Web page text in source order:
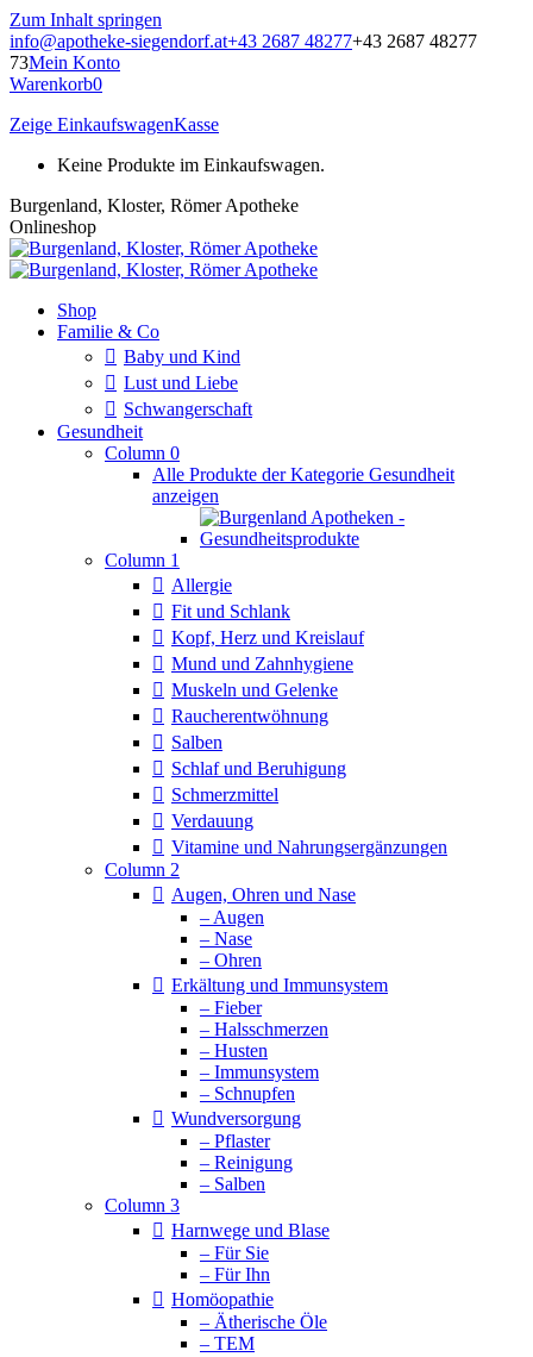
Zum Inhalt springen
info@apotheke-siegendorf.at+43 2687 48277+43 2687 48277
73Mein Konto
Warenkorb0
Zeige EinkaufswagenKasse
Keine Produkte im Einkaufswagen.
Burgenland, Kloster, Römer Apotheke
Onlineshop
Shop
Familie & Co
Baby und Kind
Lust und Liebe
Schwangerschaft
Gesundheit
Column 0
Alle Produkte der Kategorie Gesundheit
anzeigen
Column 1
Allergie
Fit und Schlank
Kopf, Herz und Kreislauf
Mund und Zahnhygiene
Muskeln und Gelenke
Raucherentwöhnung
Salben
Schlaf und Beruhigung
Schmerzmittel
Verdauung
Vitamine und Nahrungsergänzungen
Column 2
Augen, Ohren und Nase
– Augen
– Nase
– Ohren
Erkältung und Immunsystem
– Fieber
– Halsschmerzen
– Husten
– Immunsystem
– Schnupfen
Wundversorgung
– Pflaster
– Reinigung
– Salben
Column 3
Harnwege und Blase
– Für Sie
– Für Ihn
Homöopathie
– Ätherische Öle
– TEM